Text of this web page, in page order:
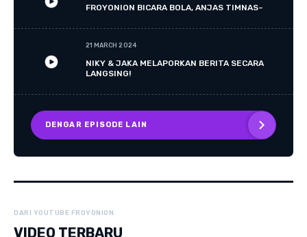
FROYONION BICARA BOLA, ANJAS TIMNAS~
21 MARCH 2024
NIKY & JAKA MELAPORKAN BERITA SECARA
LANGSING!
DENGAR EPISODE LAIN
DARI YOUTUBE FROYONION
VIDEO TERBARU